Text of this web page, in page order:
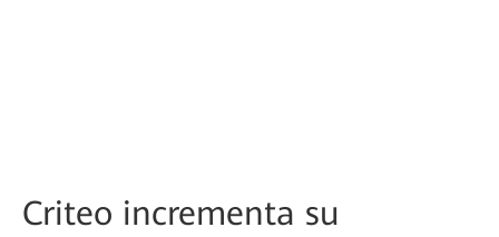
Criteo incrementa su